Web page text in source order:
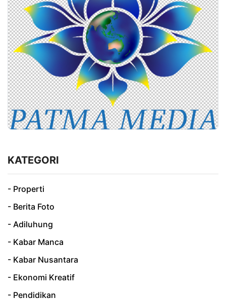
KATEGORI
- Properti
- Berita Foto
- Adiluhung
- Kabar Manca
- Kabar Nusantara
- Ekonomi Kreatif
- Pendidikan